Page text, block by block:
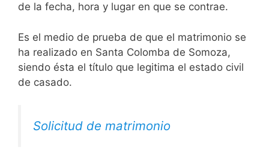
de la fecha, hora y lugar en que se contrae.
Es el medio de prueba de que el matrimonio se
ha realizado en Santa Colomba de Somoza,
siendo ésta el título que legitima el estado civil
de casado.
Solicitud de matrimonio